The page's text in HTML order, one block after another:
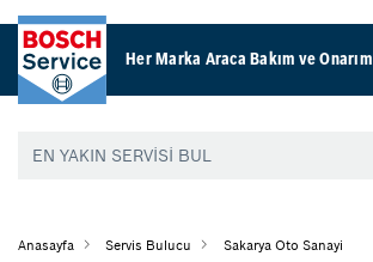
Her Marka Araca Bakım ve Onarım
Anasayfa Servis Bulucu Sakarya Oto Sanayi